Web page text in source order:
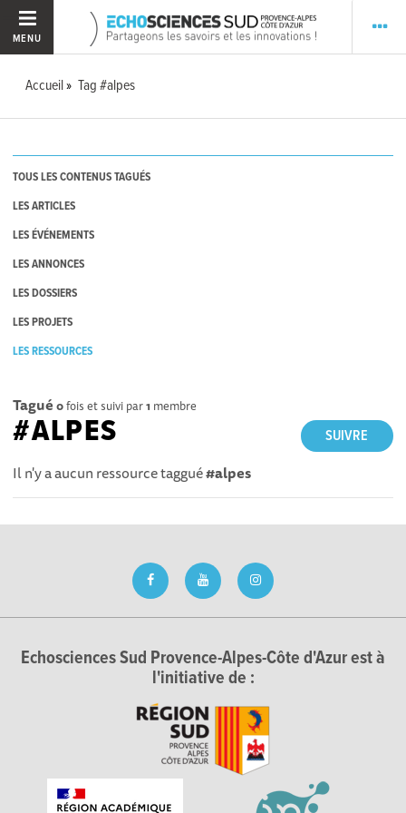
MENU
Accueil Tag #alpes
TOUS LES CONTENUS TAGUÉS
LES ARTICLES
LES ÉVÉNEMENTS
LES ANNONCES
LES DOSSIERS
LES PROJETS
LES RESSOURCES
Tagué 0fois et suivi par1 membre
SUIVRE
#ALPES
Il n'y a aucun ressource taggué#alpes
Echosciences Sud Provence-Alpes-Côte d'Azur est à
l'initiative de :